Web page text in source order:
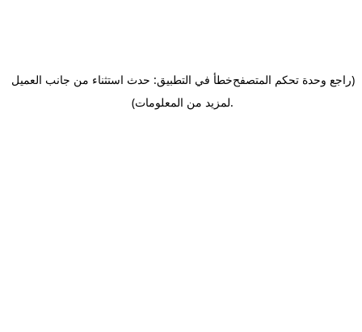
خطأ في التطبيق: حدث استثناء من جانب العميل(راجع وحدة تحكم المتصفح
لمزيد من المعلومات).